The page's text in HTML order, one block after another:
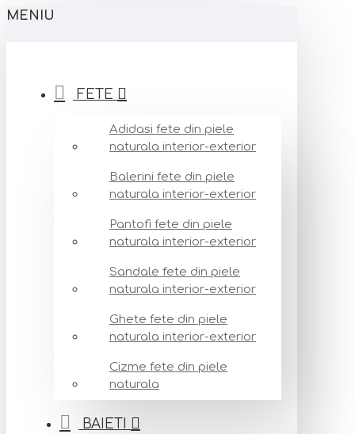
MENIU
FETE
Adidasi fete din piele
naturala interior-exterior
Balerini fete din piele
naturala interior-exterior
Pantofi fete din piele
naturala interior-exterior
Sandale fete din piele
naturala interior-exterior
Ghete fete din piele
naturala interior-exterior
Cizme fete din piele
naturala
BAIETI